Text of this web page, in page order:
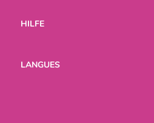
HILFE
LANGUES